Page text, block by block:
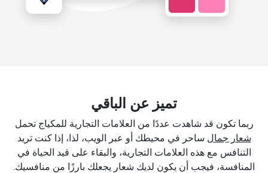
تميز عن الباقي
ربما تكون قد شاهدت عددًا من العلامات التجارية للمكياج تحمل
شعار جمال ساحر في محيطك أو عبر الويب، لذا، إذا كنت تريد
التنافس مع هذه العلامات التجارية، والبقاء على قيد الحياة في
المنافسة، فيجب أن يكون لديك شعار يجعلك بارزًا من منافسيك.